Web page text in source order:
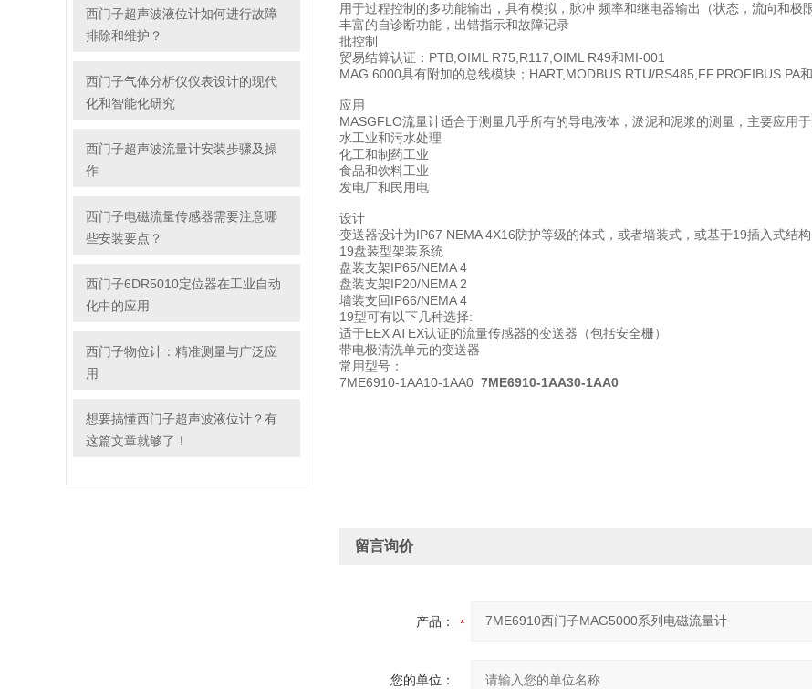
西门子超声波液位计如何进行故障
排除和维护？
西门子气体分析仪仪表设计的现代
化和智能化研究
西门子超声波流量计安装步骤及操
作
西门子电磁流量传感器需要注意哪
些安装要点？
西门子6DR5010定位器在工业自动
化中的应用
西门子物位计：精准测量与广泛应
用
想要搞懂西门子超声波液位计？有
这篇文章就够了！
用于过程控制的多功能输出，具有模拟，脉冲 频率和继电器输出（状态，流向和极
丰富的自诊断功能，出错指示和故障记录
批控制
贸易结算认证：PTB,OIML R75,R117,OIML R49和MI-001
MAG 6000具有附加的总线模块；HART,MODBUS RTU/RS485,FF.PROFIBUS PA和
应用
MASGFLO流量计适合于测量几乎所有的导电液体，淤泥和泥浆的测量，主要应用于
水工业和污水处理
化工和制药工业
食品和饮料工业
发电厂和民用电
设计
变送器设计为IP67 NEMA 4X16防护等级的体式，或者墙装式，或基于19插入式结构
19盘装型架装系统
盘装支架IP65/NEMA 4
盘装支架IP20/NEMA 2
墙装支回IP66/NEMA 4
19型可有以下几种选择:
适于EEX ATEX认证的流量传感器的变送器（包括安全栅）
带电极清洗单元的变送器
常用型号：
7ME6910-1AA10-1AA0 7ME6910-1AA30-1AA0
留言询价
产品：
您的单位：